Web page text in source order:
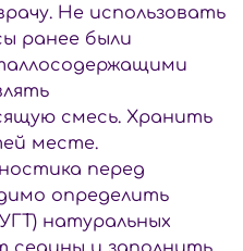
Не использовать
ранее были
смесь. Хранить
месте.
перед
определить
натуральных